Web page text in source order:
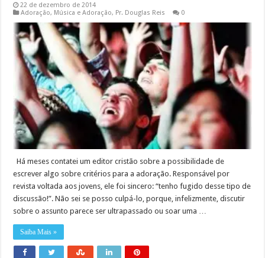
22 de dezembro de 2014
Adoração, Música e Adoração, Pr. Douglas Reis 0
Há meses contatei um editor cristão sobre a possibilidade de
escrever algo sobre critérios para a adoração. Responsável por
revista voltada aos jovens, ele foi sincero: “tenho fugido desse tipo de
discussão!”. Não sei se posso culpá-lo, porque, infelizmente, discutir
sobre o assunto parece ser ultrapassado ou soar uma …
Saiba Mais »